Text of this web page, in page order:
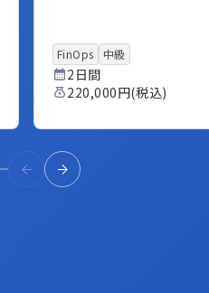
FinOps 中級
2日間
220,000円(税込)